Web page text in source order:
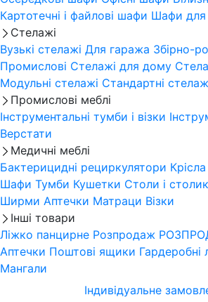
Картотечні і файлові шафи Шафи для
Стелажі
Вузькі стелажі Для гаража Збірно-
Промислові Стелажі для дому
Модульні стелажі Стандартні
Промислові меблі
Інструментальні тумби і візки
Верстати
Медичні меблі
Бактерицидні рециркулятори Крісла
Шафи Тумби Кушетки Столи і
Ширми Аптечки Матраци Візки
Інші товари
Ліжко панцирне Розпродаж
Аптечки Поштові ящики Гардеробні
Мангали
Індивідуальне